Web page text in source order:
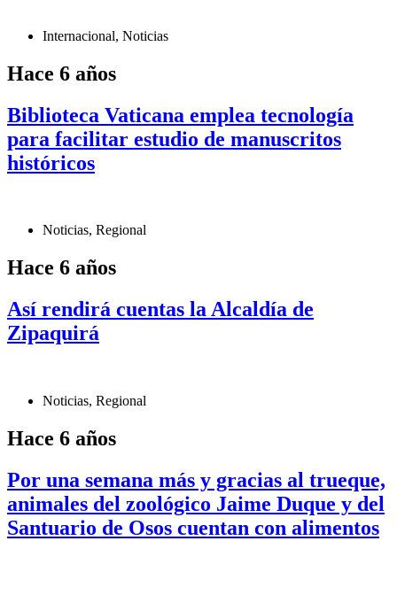
Internacional, Noticias
Hace 6 años
Biblioteca Vaticana emplea tecnología
para facilitar estudio de manuscritos
históricos
Noticias, Regional
Hace 6 años
Así rendirá cuentas la Alcaldía de
Zipaquirá
Noticias, Regional
Hace 6 años
Por una semana más y gracias al trueque,
animales del zoológico Jaime Duque y del
Santuario de Osos cuentan con alimentos